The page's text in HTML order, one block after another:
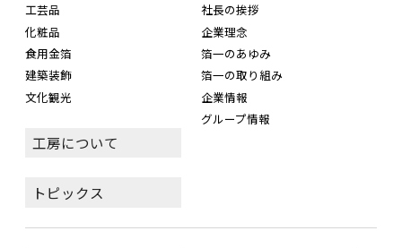
工芸品
化粧品
食用金箔
建築装飾
文化観光
工房について
トピックス
社長の挨拶
企業理念
箔一のあゆみ
箔一の取り組み
企業情報
グループ情報